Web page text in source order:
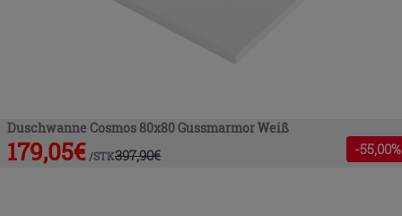
Duschwanne Cosmos 80x80 Gussmarmor Weiß
179,05€ /STK397,90€ -55,00%